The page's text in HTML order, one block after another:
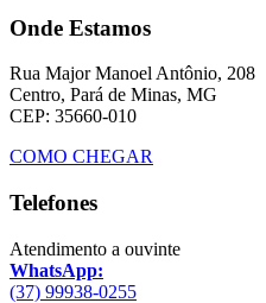
Onde Estamos
Rua Major Manoel Antônio, 208
Centro, Pará de Minas, MG
CEP: 35660-010
COMO CHEGAR
Telefones
Atendimento a ouvinte
WhatsApp:
(37) 99938-0255